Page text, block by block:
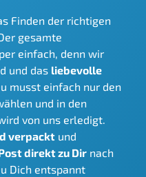
Finden der richtigen
gesamte
einfach, denn wir
und das liebevolle
musst einfach nur den
und in den
von uns erledigt.
verpackt und
direkt zu Dir nach
Dich entspannt